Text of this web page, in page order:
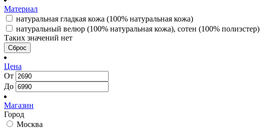
Материал
натуральная гладкая кожа (100% натуральная кожа)
натуральный велюр (100% натуральная кожа), сотен (100% полиэстер)
Таких значений нет
Сброс
Цена
От
До
Магазин
Город
Москва